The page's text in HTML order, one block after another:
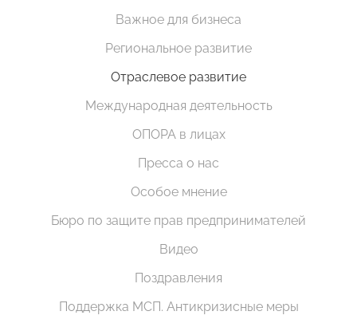
Важное для бизнеса
Региональное развитие
Отраслевое развитие
Международная деятельность
ОПОРА в лицах
Пресса о нас
Особое мнение
Бюро по защите прав предпринимателей
Видео
Поздравления
Поддержка МСП. Антикризисные меры